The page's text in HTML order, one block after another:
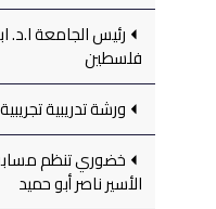
رئيس الجامعة ا.د.
فلسطين
ورشة تدريبية
خضوري تنظم
الأسير ناصر أبو حميد